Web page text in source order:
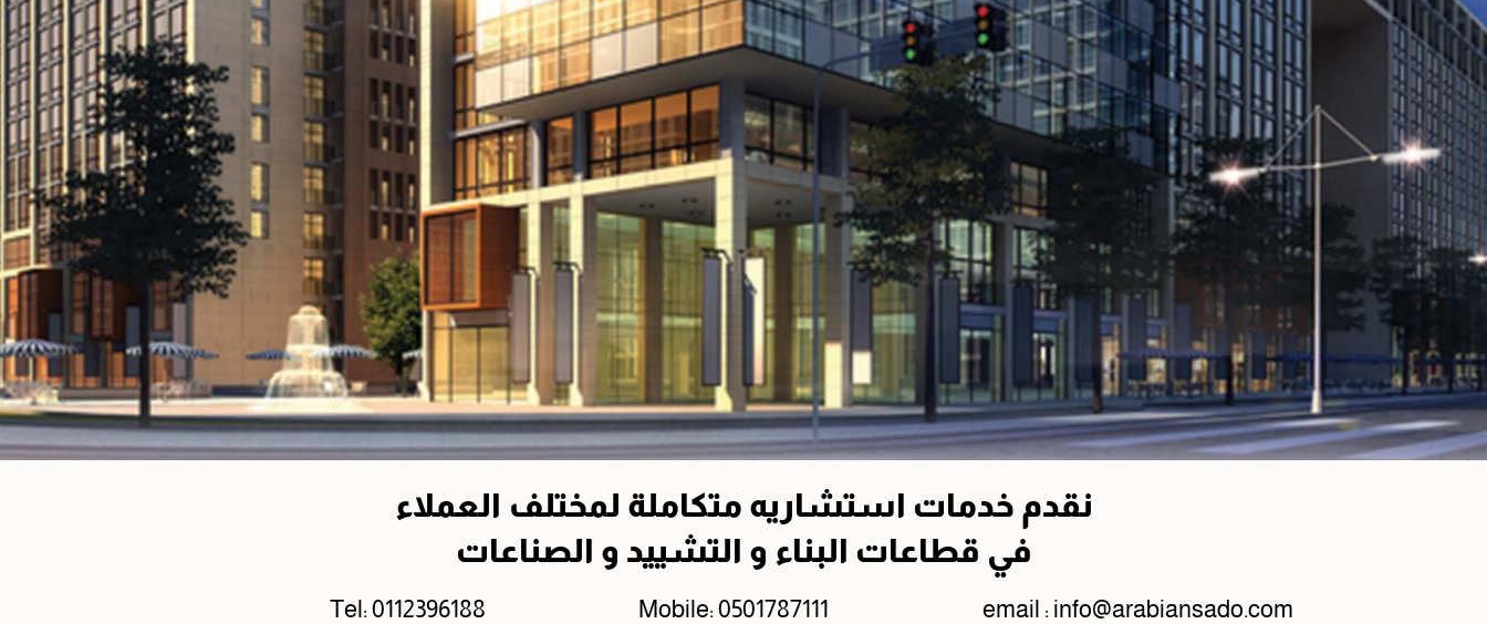
نقدم خدمات استشاريه متكاملة لمختلف العملاء
في قطاعات البناء و التشييد و الصناعات
Tel: 0112396188 Mobile: 0501787111 email : info@arabiansado.com